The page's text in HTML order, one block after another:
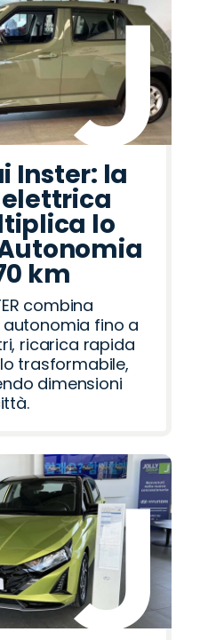
Inster: la
lo
km
combina
fino a
ricarica rapida
trasformabile,
dimensioni